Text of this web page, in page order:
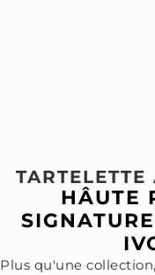
HÂUTE
Plus qu'une